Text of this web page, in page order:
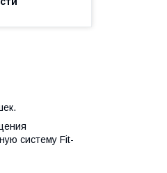
систему Fit-